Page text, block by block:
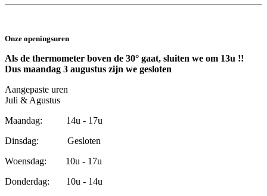
Onze openingsuren
Als de thermometer boven de 30° gaat, sluiten we om 13u !!
Dus maandag 3 augustus zijn we gesloten
Aangepaste uren
Juli & Agustus
Maandag: 14u - 17u
Dinsdag: Gesloten
Woensdag: 10u - 17u
Donderdag: 10u - 14u